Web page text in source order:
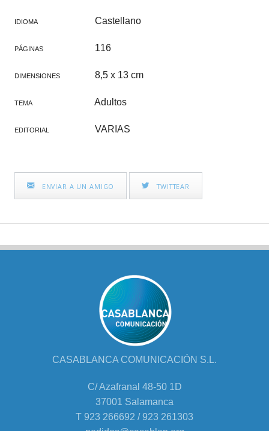
IDIOMA Castellano
PÁGINAS 116
DIMENSIONES 8,5 x 13 cm
TEMA Adultos
EDITORIAL VARIAS
ENVIAR A UN AMIGO TWITTEAR
CASABLANCA COMUNICACIÓN S.L.
C/ Azafranal 48-50 1D
37001 Salamanca
T 923 266692 / 923 261303